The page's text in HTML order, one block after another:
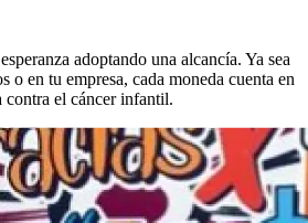
adoptando una alcancía. Ya sea
o en tu empresa, cada moneda cuenta en
contra el cáncer infantil.